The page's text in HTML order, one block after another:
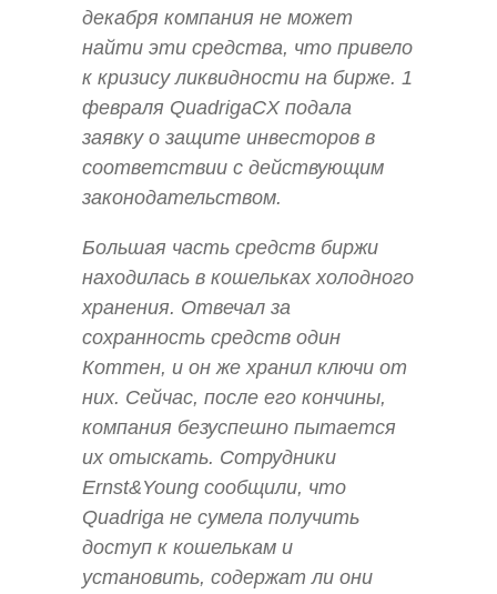
декабря компания не может
найти эти средства, что привело
к кризису ликвидности на бирже. 1
февраля QuadrigaCX подала
заявку о защите инвесторов в
соответствии с действующим
законодательством.
Большая часть средств биржи
находилась в кошельках холодного
хранения. Отвечал за
сохранность средств один
Коттен, и он же хранил ключи от
них. Сейчас, после его кончины,
компания безуспешно пытается
их отыскать. Сотрудники
Ernst&Young сообщили, что
Quadriga не сумела получить
доступ к кошелькам и
установить, содержат ли они